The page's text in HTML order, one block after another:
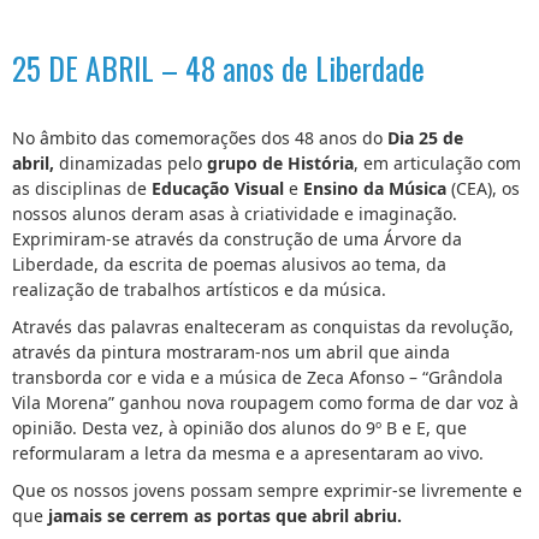
25 DE ABRIL – 48 anos de Liberdade
No âmbito das comemorações dos 48 anos do Dia 25 de
abril, dinamizadas pelo grupo de História, em articulação com
as disciplinas de Educação Visual e Ensino da Música (CEA), os
nossos alunos deram asas à criatividade e imaginação.
Exprimiram-se através da construção de uma Árvore da
Liberdade, da escrita de poemas alusivos ao tema, da
realização de trabalhos artísticos e da música.
Através das palavras enalteceram as conquistas da revolução,
através da pintura mostraram-nos um abril que ainda
transborda cor e vida e a música de Zeca Afonso – “Grândola
Vila Morena” ganhou nova roupagem como forma de dar voz à
opinião. Desta vez, à opinião dos alunos do 9º B e E, que
reformularam a letra da mesma e a apresentaram ao vivo.
Que os nossos jovens possam sempre exprimir-se livremente e
que jamais se cerrem as portas que abril abriu.